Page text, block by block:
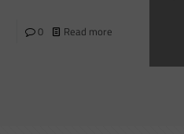
0 Read more